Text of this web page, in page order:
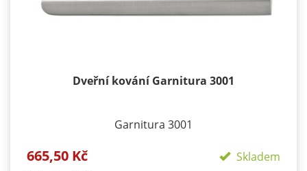
Dveřní kování Garnitura 3001
Garnitura 3001
50/50mm Délka rozety 134 mm
665,50 Kč Skladem